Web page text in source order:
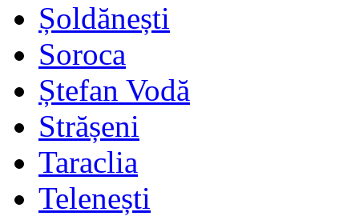
Șoldănești
Soroca
Ștefan Vodă
Strășeni
Taraclia
Telenești